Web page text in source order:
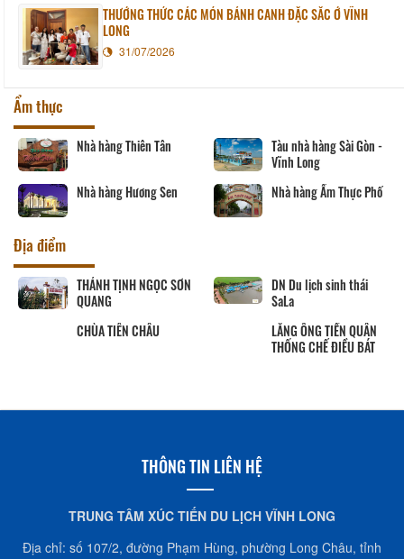
THƯỞNG THỨC CÁC MÓN BÁNH CANH ĐẶC SẮC Ở VĨNH
LONG
31/07/2026
Ẩm thực
Tàu nhà hàng Sài Gòn -
Vĩnh Long
Nhà hàng Ẩm Thực Phố
Nhà hàng Phương Thủy
Nhà hàng Ngân Vinh
Địa điểm
DN Du lịch sinh thái
SaLa
LĂNG ÔNG TIỀN QUÂN
CHÙA PHƯỚC HẬU
THÔNG TIN LIÊN HỆ
TRUNG TÂM XÚC TIẾN DU LỊCH VĨNH LONG
Địa chỉ: số 107/2, đường Phạm Hùng, phường Long Châu, tỉnh